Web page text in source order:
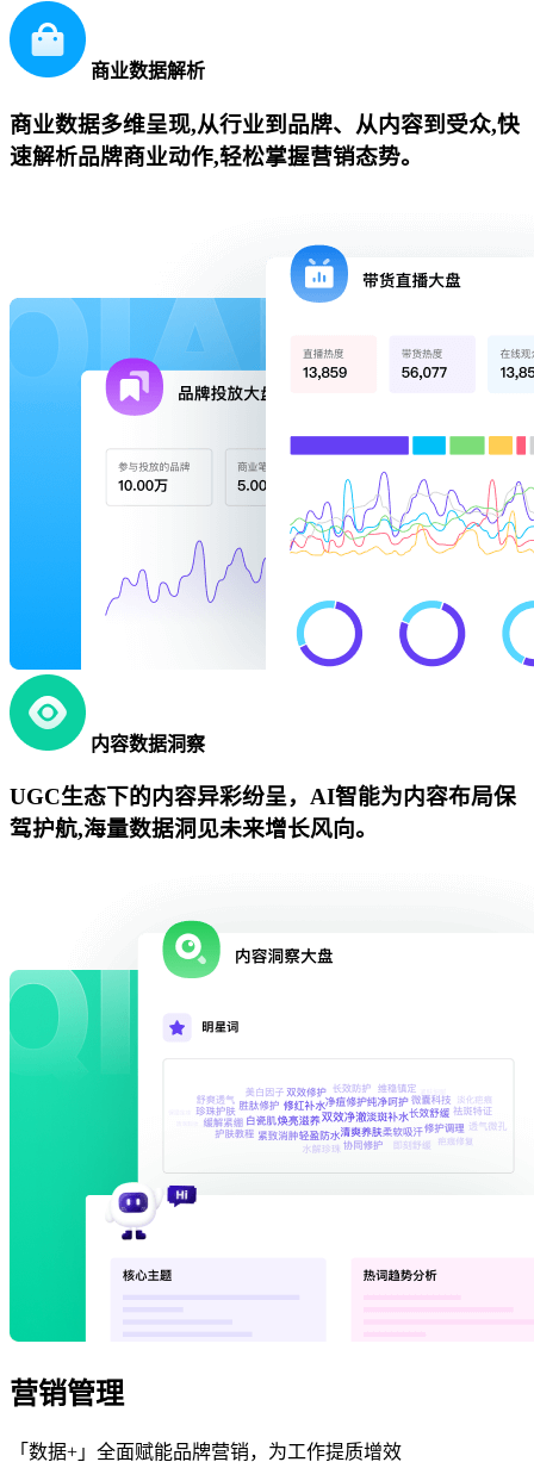
商业数据解析
商业数据多维呈现,从行业到品牌、从内容到受众,快
速解析品牌商业动作,轻松掌握营销态势。
内容数据洞察
UGC生态下的内容异彩纷呈，AI智能为内容布局保
驾护航,海量数据洞见未来增长风向。
营销管理
「数据+」全面赋能品牌营销，为工作提质增效